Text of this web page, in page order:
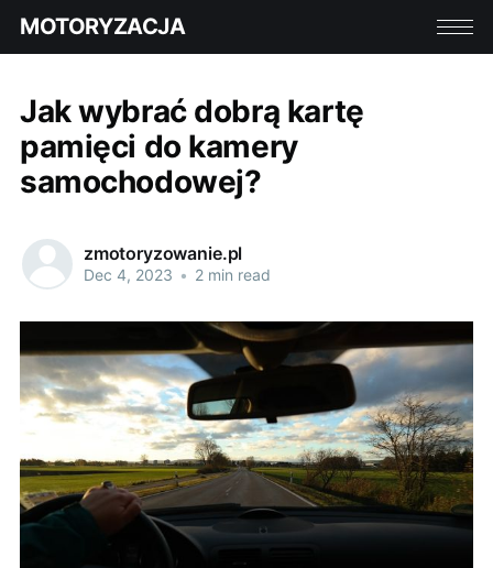
MOTORYZACJA
Jak wybrać dobrą kartę
pamięci do kamery
samochodowej?
zmotoryzowanie.pl
Dec 4, 2023 • 2 min read